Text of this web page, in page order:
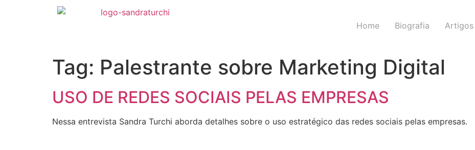
Home Biografia Artigos
Tag: Palestrante sobre Marketing Digital
USO DE REDES SOCIAIS PELAS EMPRESAS
Nessa entrevista Sandra Turchi aborda detalhes sobre o uso estratégico das redes sociais pelas empresas.